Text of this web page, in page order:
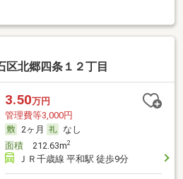
区北郷四条１２丁目
3.50万円
管理費等3,000円
2ヶ月
なし
面積212.63m2
ＪＲ千歳線 平和駅 徒歩9分